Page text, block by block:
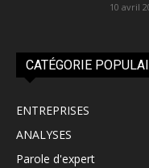
10 avril
CATÉGORIE
ENTREPRISES
ANALYSES
Parole d'expert